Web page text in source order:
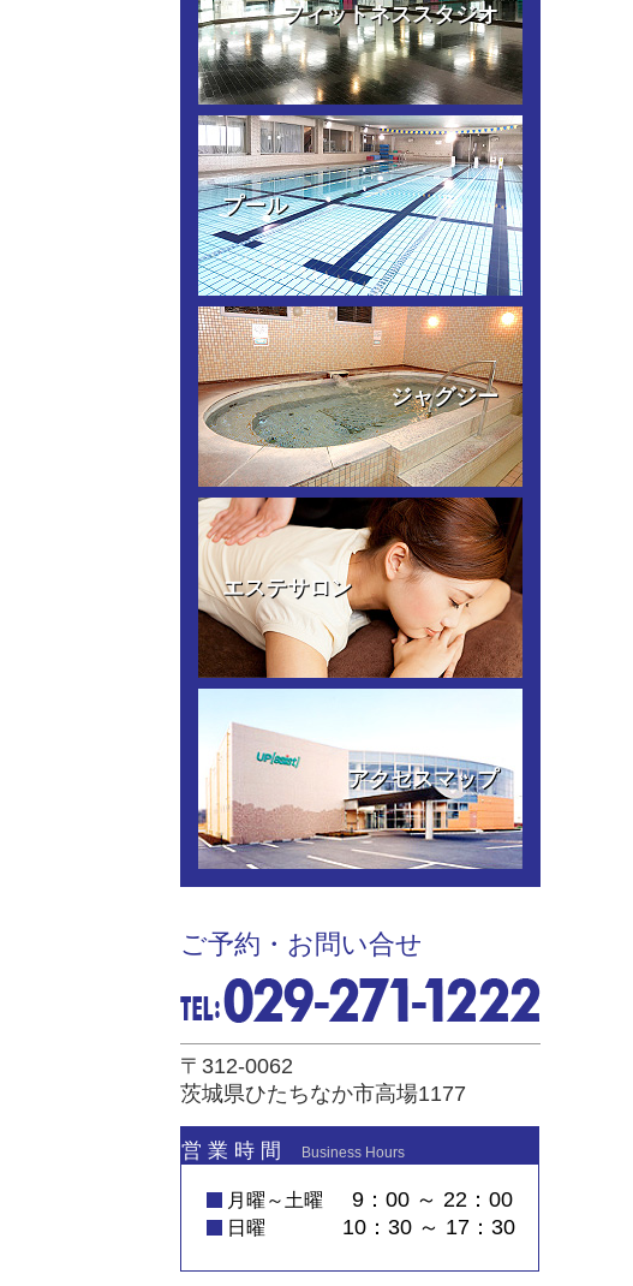
フィットネススタジオ
プール
ジャグジー
エステサロン
アクセスマップ
ご予約・お問い合せ
〒312-0062
茨城県ひたちなか市高場1177
営 業 時 間 Business Hours
月曜～土曜 9：00 ～ 22：00
日曜 10：30 ～ 17：30